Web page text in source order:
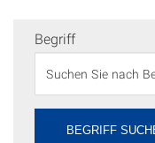
Begriff
BEGRIFF